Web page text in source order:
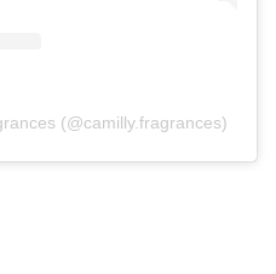
(@camilly.fragrances)